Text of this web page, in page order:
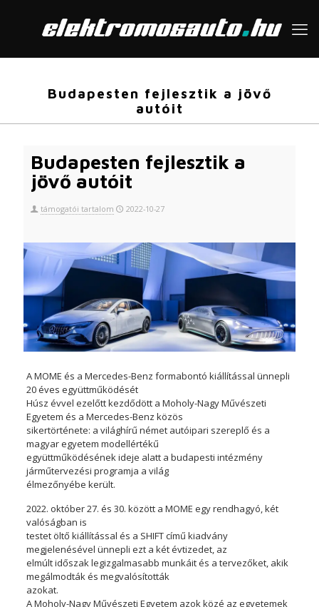
Budapesten fejlesztik a jövő
autóit
Budapesten fejlesztik a
jövő autóit
támogatói tartalom 2022-10-27
A MOME és a Mercedes-Benz formabontó kiállítással ünnepli
20 éves együttműködését
Húsz évvel ezelőtt kezdődött a Moholy-Nagy Művészeti
Egyetem és a Mercedes-Benz közös
sikertörténete: a világhírű német autóipari szereplő és a
magyar egyetem modellértékű
együttműködésének ideje alatt a budapesti intézmény
járműtervezési programja a világ
élmezőnyébe került.
2022. október 27. és 30. között a MOME egy rendhagyó, két
valóságban is
testet öltő kiállítással és a SHIFT című kiadvány
megjelenésével ünnepli ezt a két évtizedet, az
elmúlt időszak legizgalmasabb munkáit és a tervezőket, akik
megálmodták és megvalósították
azokat.
A Moholy-Nagy Művészeti Egyetem azok közé az egyetemek